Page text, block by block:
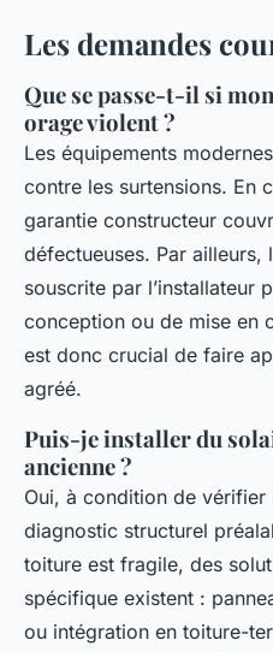
Les demandes
Que se passe-t-il si
orage violent ?
Les équipements
contre les surtensions. En
garantie constructeur
défectueuses. Par ailleurs,
souscrite par l’installateur
conception ou de mise en
est donc crucial de faire
agréé.
Puis-je installer du
ancienne ?
Oui, à condition de vérifier
diagnostic structurel
toiture est fragile, des
spécifique existent :
ou intégration en toiture-